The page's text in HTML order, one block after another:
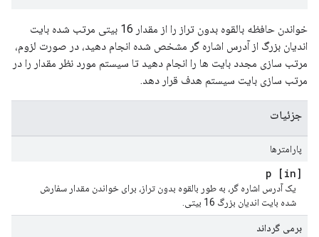
خواندن حافظه بالقوه بدون تراز را از مقدار 16 بیتی مرتب شده بایت
اندیان بزرگ از آدرس اشاره گر مشخص شده انجام دهید، در صورت لزوم،
مرتب سازی مجدد بایت ها را انجام دهید تا سیستم مورد نظر مقدار را در
مرتب سازی بایت سیستم هدف قرار دهد.
جزئیات
پارامترها
[in] p
یک آدرس اشاره گر، به طور بالقوه بدون تراز، برای خواندن مقدار سفارش
شده بایت اندیان بزرگ 16 بیتی.
برمی گرداند